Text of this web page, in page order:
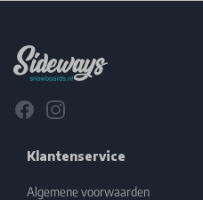
FacebookInstagram
Klantenservice
Algemene voorwaarden